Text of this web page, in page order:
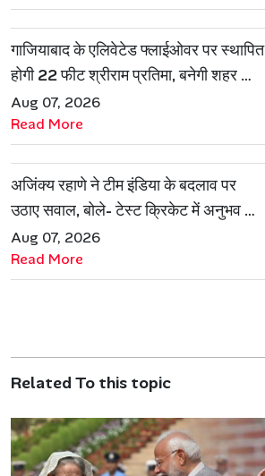
गाजियाबाद के एलिवेटेड फ्लाईओवर पर स्थापित
होगी 22 फीट श्रीराम प्रतिमा, बनेगी शहर की
नई पहचान
Aug 07, 2026
Read More
अजिंक्य रहाणे ने टीम इंडिया के बदलाव पर
उठाए सवाल, बोले- टेस्ट क्रिकेट में अनुभव की
जरूरत हमेशा रहेगी
Aug 07, 2026
Read More
Related To this topic